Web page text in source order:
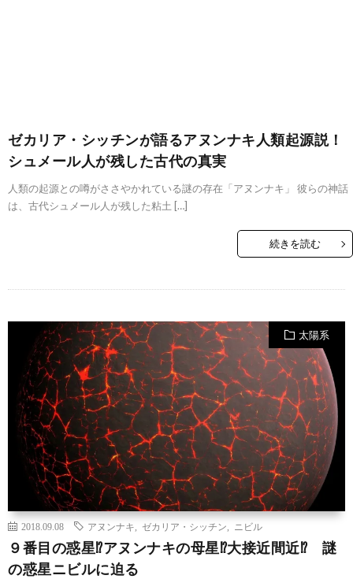
ゼカリア・シッチンが語るアヌンナキ人類起源説！
シュメール人が残した古代の真実
人類の起源との噂がささやかれている謎の存在「アヌンナキ」 彼らの神話
は、古代シュメール人が残した粘土 […]
続きを読む
太陽系
2018.09.08 アヌンナキ ゼカリア・シッチン ニビル
９番目の惑星⁉アヌンナキの母星⁉大接近間近⁉ 謎
の惑星ニビルに迫る